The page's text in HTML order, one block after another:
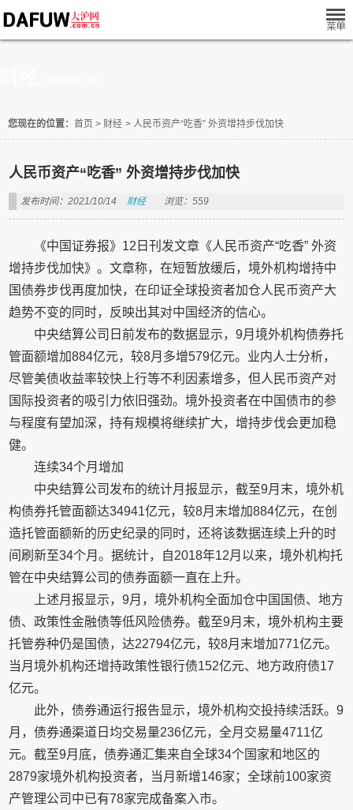
您现在的位置： 首页 > 财经 > 人民币资产“吃香” 外资增持步伐加快
人民币资产“吃香” 外资增持步伐加快
发布时间：2021/10/14 财经 浏览：559
《中国证券报》12日刊发文章《人民币资产“吃香” 外资
增持步伐加快》。文章称，在短暂放缓后，境外机构增持中
国债券步伐再度加快，在印证全球投资者加仓人民币资产大
趋势不变的同时，反映出其对中国经济的信心。
中央结算公司日前发布的数据显示，9月境外机构债券托
管面额增加884亿元，较8月多增579亿元。业内人士分析，
尽管美债收益率较快上行等不利因素增多，但人民币资产对
国际投资者的吸引力依旧强劲。境外投资者在中国债市的参
与程度有望加深，持有规模将继续扩大，增持步伐会更加稳
健。
连续34个月增加
中央结算公司发布的统计月报显示，截至9月末，境外机
构债券托管面额达34941亿元，较8月末增加884亿元，在创
造托管面额新的历史纪录的同时，还将该数据连续上升的时
间刷新至34个月。据统计，自2018年12月以来，境外机构托
管在中央结算公司的债券面额一直在上升。
上述月报显示，9月，境外机构全面加仓中国国债、地方
债、政策性金融债等低风险债券。截至9月末，境外机构主要
托管券种仍是国债，达22794亿元，较8月末增加771亿元。
当月境外机构还增持政策性银行债152亿元、地方政府债17
亿元。
此外，债券通运行报告显示，境外机构交投持续活跃。9
月，债券通渠道日均交易量236亿元，全月交易量4711亿
元。截至9月底，债券通汇集来自全球34个国家和地区的
2879家境外机构投资者，当月新增146家；全球前100家资
产管理公司中已有78家完成备案入市。